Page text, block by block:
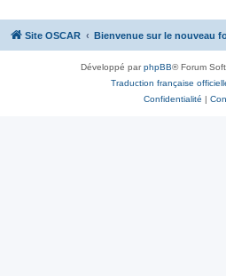
Site OSCAR Bienvenue sur le nouveau
Développé parphpBB® Forum
Traduction française
Confidentialité |